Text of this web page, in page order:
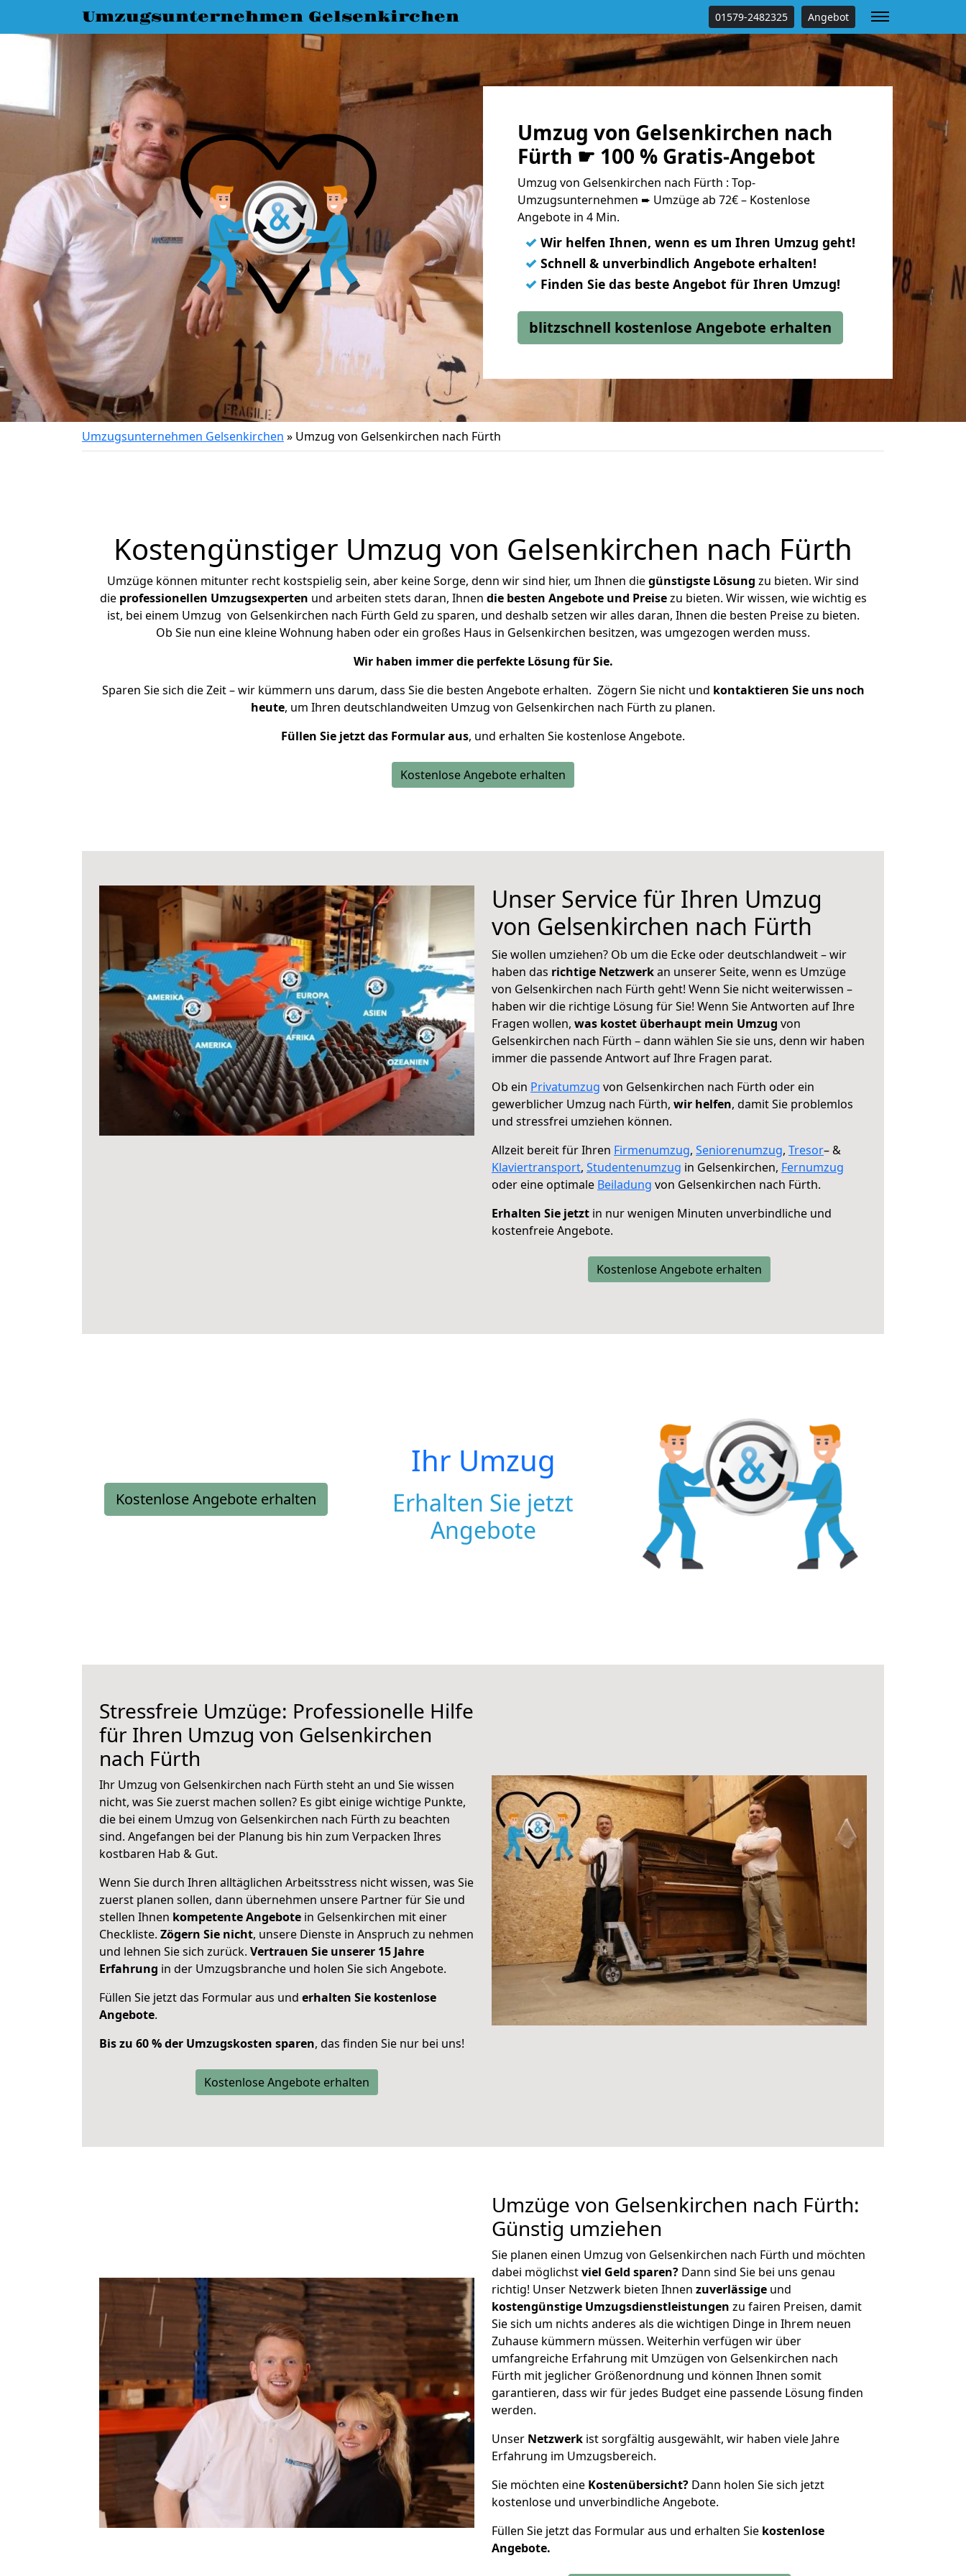
Umzugsunternehmen Gelsenkirchen 01579-2482325 Angebot
Umzug von Gelsenkirchen nach
Fürth ☛ 100 % Gratis-Angebot
Umzug von Gelsenkirchen nach Fürth : Top-
Umzugsunternehmen ➨ Umzüge ab 72€ – Kostenlose
Angebote in 4 Min.
✓ Wir helfen Ihnen, wenn es um Ihren Umzug geht!
✓ Schnell & unverbindlich Angebote erhalten!
✓ Finden Sie das beste Angebot für Ihren Umzug!
blitzschnell kostenlose Angebote erhalten
Umzugsunternehmen Gelsenkirchen » Umzug von Gelsenkirchen nach Fürth
Kostengünstiger Umzug von Gelsenkirchen nach Fürth
Umzüge können mitunter recht kostspielig sein, aber keine Sorge, denn wir sind hier, um Ihnen diegünstigste Lösung zu bieten. Wir sind
die professionellen Umzugsexperten und arbeiten stets daran, Ihnen die besten Angebote und Preisezu bieten. Wir wissen, wie wichtig es
ist, bei einem Umzug von Gelsenkirchen nach Fürth Geld zu sparen, und deshalb setzen wir alles daran, Ihnen die besten Preise zu bieten.
Ob Sie nun eine kleine Wohnung haben oder ein großes Haus in Gelsenkirchen besitzen, was umgezogen werden muss.
Wir haben immer die perfekte Lösung für Sie.
Sparen Sie sich die Zeit – wir kümmern uns darum, dass Sie die besten Angebote erhalten. Zögern Sie nicht und kontaktieren Sie uns noch
heute, um Ihren deutschlandweiten Umzug von Gelsenkirchen nach Fürth zu planen.
Füllen Sie jetzt das Formular aus, und erhalten Sie kostenlose Angebote.
Kostenlose Angebote erhalten
Unser Service für Ihren Umzug
von Gelsenkirchen nach Fürth
Sie wollen umziehen? Ob um die Ecke oder deutschlandweit – wir
haben das richtige Netzwerkan unserer Seite, wenn es Umzüge
von Gelsenkirchen nach Fürth geht! Wenn Sie nicht weiterwissen –
haben wir die richtige Lösung für Sie! Wenn Sie Antworten auf Ihre
Fragen wollen, was kostet überhaupt mein Umzug von
Gelsenkirchen nach Fürth – dann wählen Sie sie uns, denn wir haben
immer die passende Antwort auf Ihre Fragen parat.
Ob ein Privatumzug von Gelsenkirchen nach Fürth oder ein
gewerblicher Umzug nach Fürth, wir helfen, damit Sie problemlos
und stressfrei umziehen können.
Allzeit bereit für Ihren Firmenumzug, Seniorenumzug, Tresor– &
Klaviertransport, Studentenumzug in Gelsenkirchen, Fernumzug
oder eine optimale Beiladung von Gelsenkirchen nach Fürth.
Erhalten Sie jetzt in nur wenigen Minuten unverbindliche und
kostenfreie Angebote.
Kostenlose Angebote erhalten
Kostenlose Angebote erhalten
Ihr Umzug
Erhalten Sie jetzt
Angebote
Stressfreie Umzüge: Professionelle Hilfe
für Ihren Umzug von Gelsenkirchen
nach Fürth
Ihr Umzug von Gelsenkirchen nach Fürth steht an und Sie wissen
nicht, was Sie zuerst machen sollen? Es gibt einige wichtige Punkte,
die bei einem Umzug von Gelsenkirchen nach Fürth zu beachten
sind. Angefangen bei der Planung bis hin zum Verpacken Ihres
kostbaren Hab & Gut.
Wenn Sie durch Ihren alltäglichen Arbeitsstress nicht wissen, was Sie
zuerst planen sollen, dann übernehmen unsere Partner für Sie und
stellen Ihnen kompetente Angebote in Gelsenkirchen mit einer
Checkliste. Zögern Sie nicht, unsere Dienste in Anspruch zu nehmen
und lehnen Sie sich zurück. Vertrauen Sie unserer 15 Jahre
Erfahrung in der Umzugsbranche und holen Sie sich Angebote.
Füllen Sie jetzt das Formular aus und erhalten Sie kostenlose
Angebote.
Bis zu 60 % der Umzugskosten sparen, das finden Sie nur bei uns!
Kostenlose Angebote erhalten
Umzüge von Gelsenkirchen nach Fürth:
Günstig umziehen
Sie planen einen Umzug von Gelsenkirchen nach Fürth und möchten
dabei möglichstviel Geld sparen? Dann sind Sie bei uns genau
richtig! Unser Netzwerk bieten Ihnen zuverlässige und
kostengünstige Umzugsdienstleistungen zu fairen Preisen, damit
Sie sich um nichts anderes als die wichtigen Dinge in Ihrem neuen
Zuhause kümmern müssen. Weiterhin verfügen wir über
umfangreiche Erfahrung mit Umzügen von Gelsenkirchen nach
Fürth mit jeglicher Größenordnung und können Ihnen somit
garantieren, dass wir für jedes Budget eine passende Lösung finden
werden.
Unser Netzwerk ist sorgfältig ausgewählt, wir haben viele Jahre
Erfahrung im Umzugsbereich.
Sie möchten eine Kostenübersicht? Dann holen Sie sich jetzt
kostenlose und unverbindliche Angebote.
Füllen Sie jetzt das Formular aus und erhalten Sie kostenlose
Angebote.